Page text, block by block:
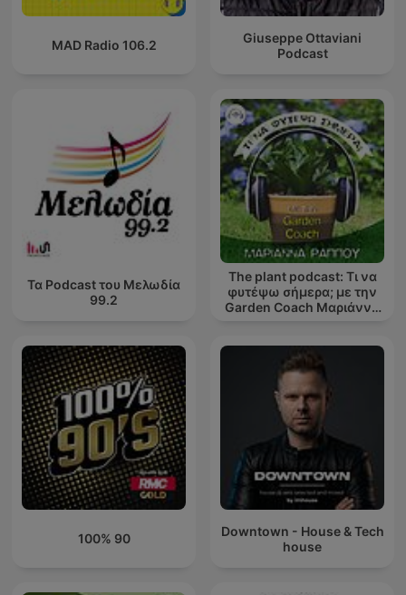
MAD Radio 106.2
Giuseppe Ottaviani
Podcast
Τα Podcast του Μελωδία
99.2
The plant podcast: Τι να
φυτέψω σήμερα; με την
Garden Coach Μαριάννα
100% 90
Downtown - House & Tech
house